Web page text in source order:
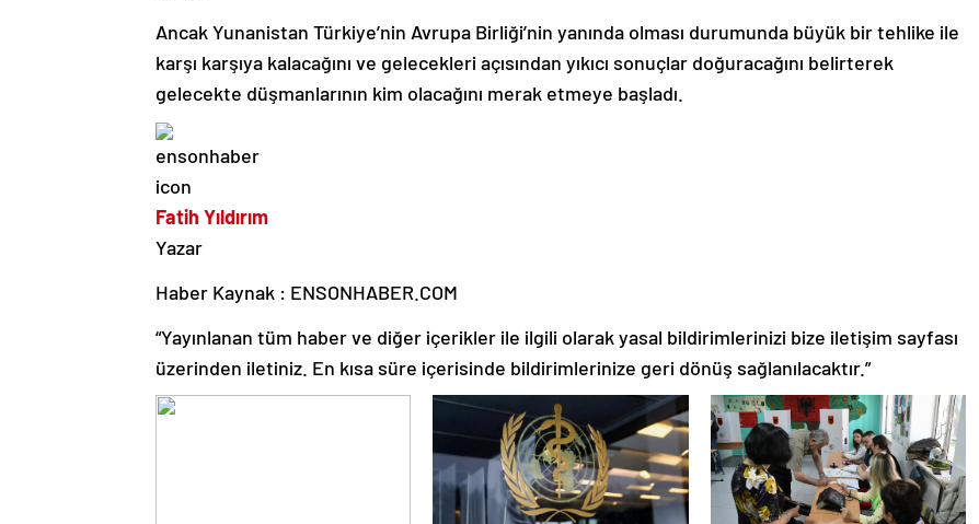
Ancak Yunanistan Türkiye’nin Avrupa Birliği’nin yanında olması durumunda büyük bir tehlike ile
karşı karşıya kalacağını ve gelecekleri açısından yıkıcı sonuçlar doğuracağını belirterek
gelecekte düşmanlarının kim olacağını merak etmeye başladı.
Fatih Yıldırım
Yazar
Haber Kaynak : ENSONHABER.COM
“Yayınlanan tüm haber ve diğer içerikler ile ilgili olarak yasal bildirimlerinizi bize iletişim sayfası
üzerinden iletiniz. En kısa süre içerisinde bildirimlerinize geri dönüş sağlanılacaktır.”